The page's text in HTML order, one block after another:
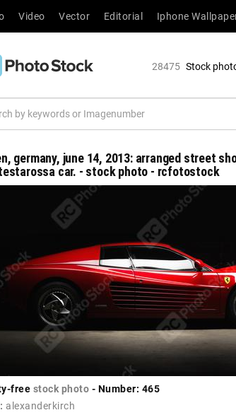
Video Vector Editorial Iphone
28475 Stock
germany, june 14, 2013: arranged street
car. - stock photo - rcfotostock
free stock photo - Number: 465
alexanderkirch